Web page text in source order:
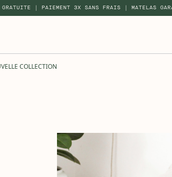
GRATUITE | PAIEMENT 3X SANS FRAIS | MATELAS
COLLECTION